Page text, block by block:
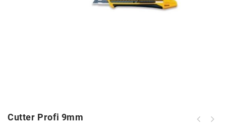
Cutter Profi 9mm